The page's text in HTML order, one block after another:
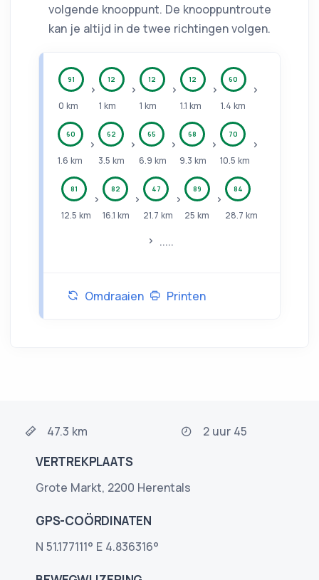
volgende knooppunt. De knooppuntroute
kan je altijd in de twee richtingen volgen.
91
0 km
12
1 km
12
1 km
12
1.1 km
60
1.4 km
60
1.6 km
62
3.5 km
65
6.9 km
68
9.3 km
70
10.5 km
81
12.5 km
82
16.1 km
47
21.7 km
89
25 km
84
28.7 km
.....
Omdraaien Printen
47.3 km 2 uur 45
VERTREKPLAATS
Grote Markt, 2200 Herentals
GPS-COÖRDINATEN
N 51.177111° E 4.836316°